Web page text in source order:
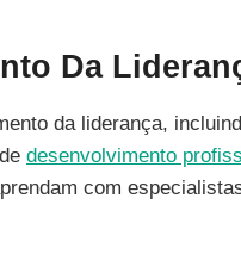
Da
da liderança,
desenvolvimento
com